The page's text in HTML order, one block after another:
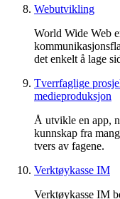
Webutvikling
World Wide Web
det enkelt å lage
Tverrfaglige
medieproduksjon
Å utvikle en app,
kunnskap fra
tvers av fagene.
Verktøykasse IM
Verktøykasse IM